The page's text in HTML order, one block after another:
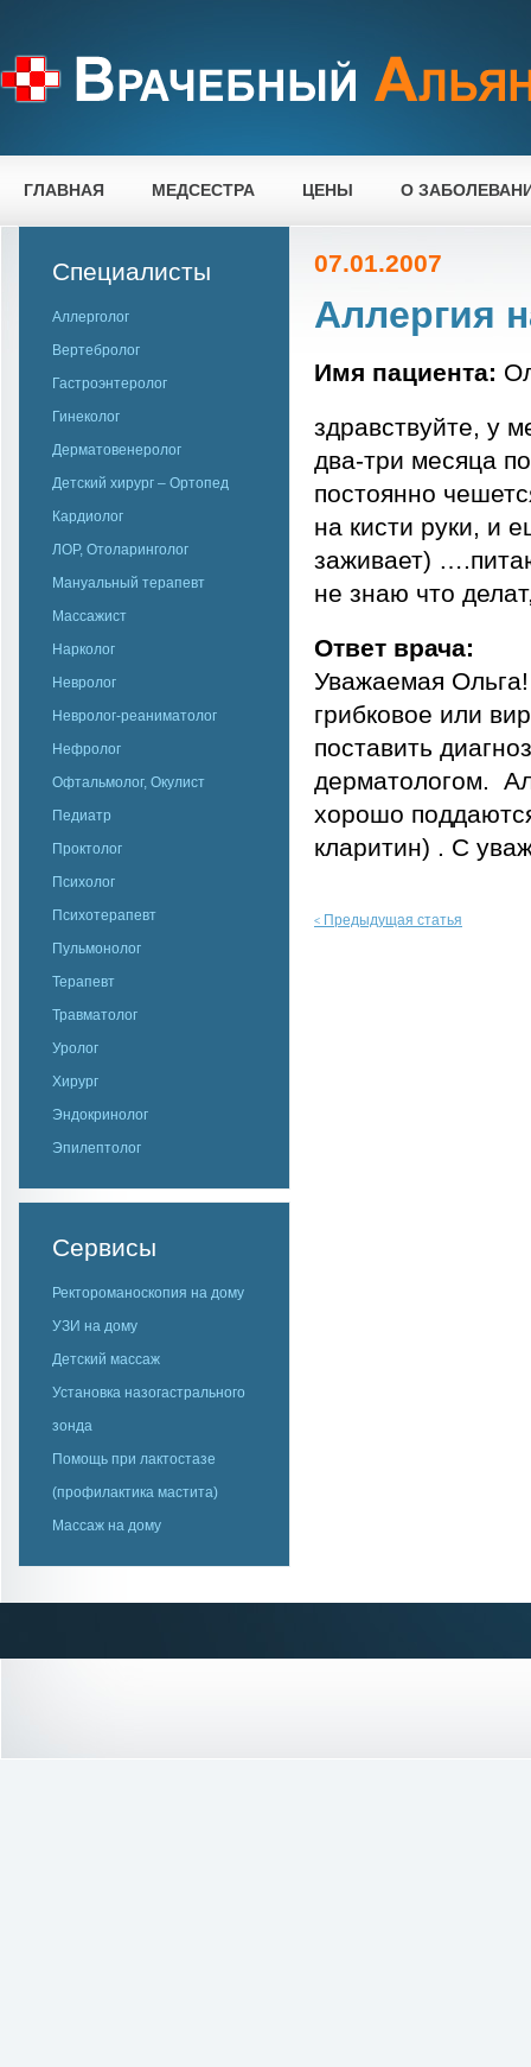
ГЛАВНАЯ МЕДСЕСТРА ЦЕНЫ О
Специалисты
Аллерголог
Вертебролог
Гастроэнтеролог
Гинеколог
Дерматовенеролог
Детский хирург – Ортопед
Кардиолог
ЛОР, Отоларинголог
Мануальный терапевт
Массажист
Нарколог
Невролог
Невролог-реаниматолог
Нефролог
Офтальмолог, Окулист
Педиатр
Проктолог
Психолог
Психотерапевт
Пульмонолог
Терапевт
Травматолог
Уролог
Хирург
Эндокринолог
Эпилептолог
Сервисы
Ректороманоскопия на дому
УЗИ на дому
Детский массаж
Установка назогастрального
зонда
Помощь при лактостазе
(профилактика мастита)
Массаж на дому
07.01.2007
Аллергия
Имя пациента:
здравствуйте, у
два-три месяца
постоянно
на кисти руки, и
заживает)
не знаю что
Ответ врача:
Уважаемая Ольга!
грибковое или
поставить
дерматологом.
хорошо
кларитин) . С
< Предыдущая статья